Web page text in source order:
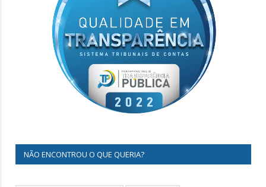
NÃO ENCONTROU O QUE QUERIA?